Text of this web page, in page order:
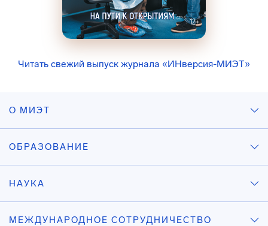
Читать свежий выпуск журнала «ИНверсия-МИЭТ»
О МИЭТ
ОБРАЗОВАНИЕ
НАУКА
МЕЖДУНАРОДНОЕ СОТРУДНИЧЕСТВО